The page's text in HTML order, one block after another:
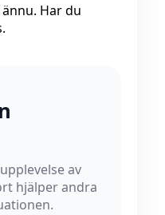
Har du
av
hjälper andra